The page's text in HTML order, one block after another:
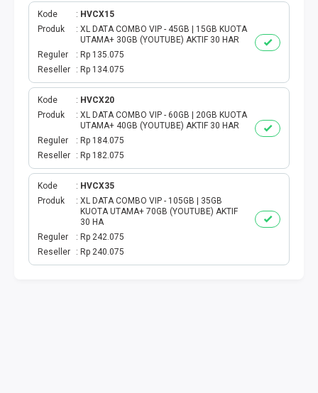
VOUCHER TV
ISI ULANG GAME
TAG PLN
TAG PDAM
TAG BPJS
TAG TELKOM
HP PASCA
Kode
HVCX15
Produk
XL DATA COMBO VIP - 45GB | 15GB KUOTA
UTAMA+ 30GB (YOUTUBE) AKTIF 30 HAR
Reguler
Rp 135.075
Reseller
Rp 134.075
Kode
HVCX20
Produk
XL DATA COMBO VIP - 60GB | 20GB KUOTA
UTAMA+ 40GB (YOUTUBE) AKTIF 30 HAR
Reguler
Rp 184.075
Reseller
Rp 182.075
Kode
HVCX35
Produk
XL DATA COMBO VIP - 105GB | 35GB
KUOTA UTAMA+ 70GB (YOUTUBE) AKTIF
30 HA
Reguler
Rp 242.075
Reseller
Rp 240.075